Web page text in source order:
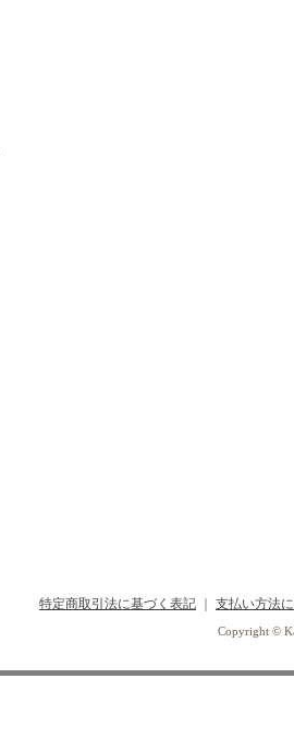
特定商取引法に基づく表記 支払い方法
Copyright ©